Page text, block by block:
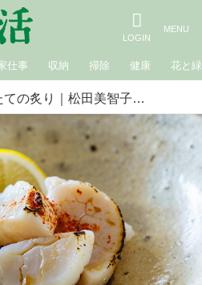
仕事 収納 掃除 健康 花と緑
ほたての炙り｜松田美智子の季節の仕事